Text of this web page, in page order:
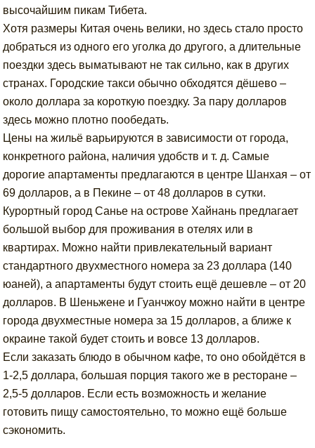
высочайшим пикам Тибета.
Хотя размеры Китая очень велики, но здесь стало просто
добраться из одного его уголка до другого, а длительные
поездки здесь выматывают не так сильно, как в других
странах. Городские такси обычно обходятся дёшево –
около доллара за короткую поездку. За пару долларов
здесь можно плотно пообедать.
Цены на жильё варьируются в зависимости от города,
конкретного района, наличия удобств и т. д. Самые
дорогие апартаменты предлагаются в центре Шанхая – от
69 долларов, а в Пекине – от 48 долларов в сутки.
Курортный город Санье на острове Хайнань предлагает
большой выбор для проживания в отелях или в
квартирах. Можно найти привлекательный вариант
стандартного двухместного номера за 23 доллара (140
юаней), а апартаменты будут стоить ещё дешевле – от 20
долларов. В Шеньжене и Гуанчжоу можно найти в центре
города двухместные номера за 15 долларов, а ближе к
окраине такой будет стоить и вовсе 13 долларов.
Если заказать блюдо в обычном кафе, то оно обойдётся в
1-2,5 доллара, большая порция такого же в ресторане –
2,5-5 долларов. Если есть возможность и желание
готовить пищу самостоятельно, то можно ещё больше
сэкономить.